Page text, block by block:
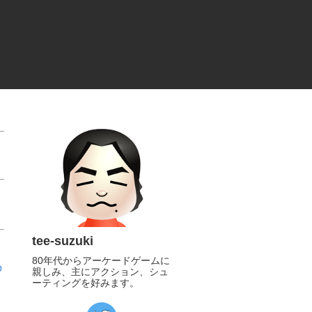
tee-suzuki
80年代からアーケードゲームに
親しみ、主にアクション、シュ
ーティングを好みます。